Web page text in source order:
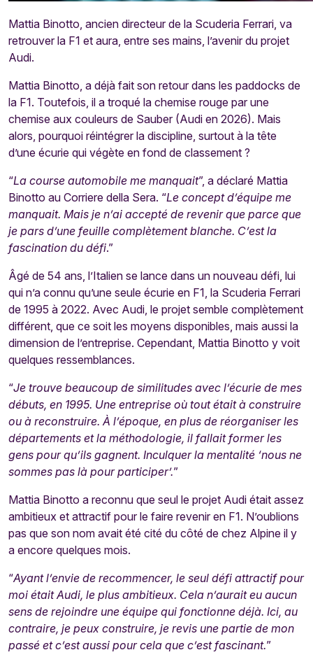
Mattia Binotto, ancien directeur de la Scuderia Ferrari, va
retrouver la F1 et aura, entre ses mains, l’avenir du projet
Audi.
Mattia Binotto, a déjà fait son retour dans les paddocks de
la F1. Toutefois, il a troqué la chemise rouge par une
chemise aux couleurs de Sauber (Audi en 2026). Mais
alors, pourquoi réintégrer la discipline, surtout à la tête
d’une écurie qui végète en fond de classement ?
“La course automobile me manquait”, a déclaré Mattia
Binotto au Corriere della Sera. “Le concept d’équipe me
manquait. Mais je n’ai accepté de revenir que parce que
je pars d’une feuille complètement blanche. C’est la
fascination du défi.”
Âgé de 54 ans, l’Italien se lance dans un nouveau défi, lui
qui n’a connu qu’une seule écurie en F1, la Scuderia Ferrari
de 1995 à 2022. Avec Audi, le projet semble complètement
différent, que ce soit les moyens disponibles, mais aussi la
dimension de l’entreprise. Cependant, Mattia Binotto y voit
quelques ressemblances.
“Je trouve beaucoup de similitudes avec l’écurie de mes
débuts, en 1995. Une entreprise où tout était à construire
ou à reconstruire. À l’époque, en plus de réorganiser les
départements et la méthodologie, il fallait former les
gens pour qu’ils gagnent. Inculquer la mentalité ‘nous ne
sommes pas là pour participer’.”
Mattia Binotto a reconnu que seul le projet Audi était assez
ambitieux et attractif pour le faire revenir en F1. N’oublions
pas que son nom avait été cité du côté de chez Alpine il y
a encore quelques mois.
“Ayant l’envie de recommencer, le seul défi attractif pour
moi était Audi, le plus ambitieux. Cela n’aurait eu aucun
sens de rejoindre une équipe qui fonctionne déjà. Ici, au
contraire, je peux construire, je revis une partie de mon
passé et c’est aussi pour cela que c’est fascinant.”